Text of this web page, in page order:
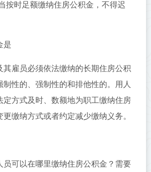
按时足额缴纳住房公积金，不得迟
是
其雇员必须依法缴纳的长期住房公积
制性的、强制性的和排他性的。用人
定方式及时、数额地为职工缴纳住房
缴纳方式或者约定减少缴纳义务。
员可以在哪里缴纳住房公积金？需要